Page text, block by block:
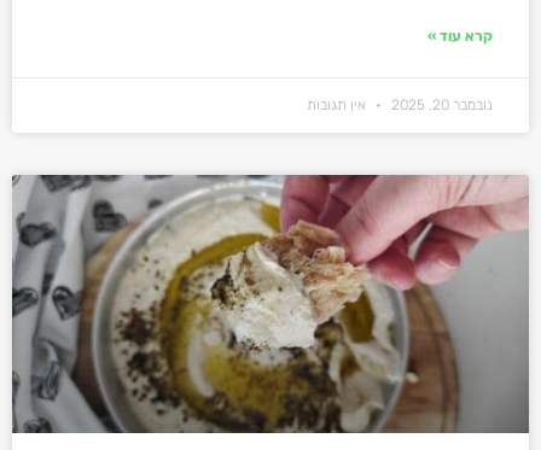
קרא עוד »
נובמבר 20, 2025 אין תגובות